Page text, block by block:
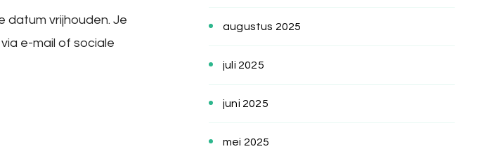
datum vrijhouden. Je
e-mail of sociale
augustus 2025
juli 2025
juni 2025
mei 2025